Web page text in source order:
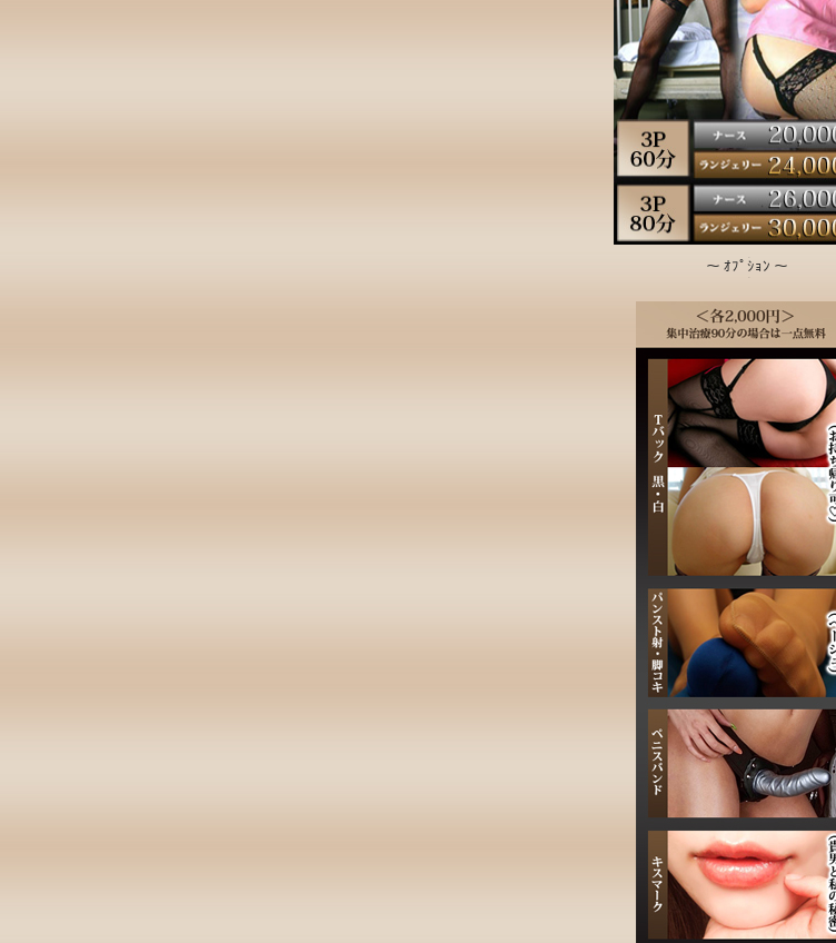
～ ｵﾌﾟｼｮﾝ ～